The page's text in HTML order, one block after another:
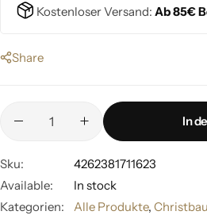
Kostenloser Versand: Ab 85€
Share
In
Sku:
4262381711623
Available:
In stock
Kategorien:
Alle Produkte,